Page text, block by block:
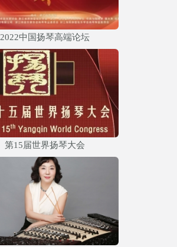
2022中国扬琴高端论坛
第15届世界扬琴大会